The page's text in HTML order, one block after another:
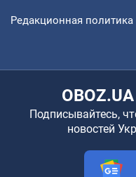
Редакционная политика
Подписывайтесь,
новостей